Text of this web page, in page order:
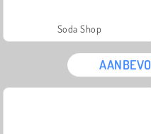
Soda Shop